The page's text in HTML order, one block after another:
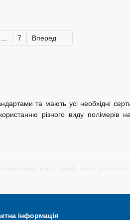
та мають усі необхідні
різного виду полімерів
конструкції, вони
7 Вперед
інформація